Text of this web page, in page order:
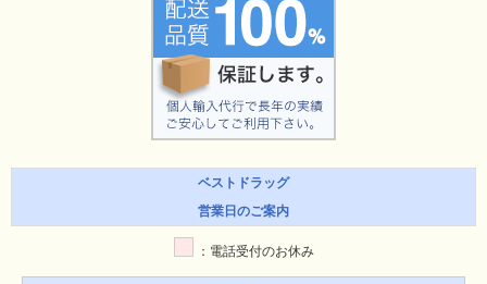
ベストドラッグ
営業日のご案内
：電話受付のお休み